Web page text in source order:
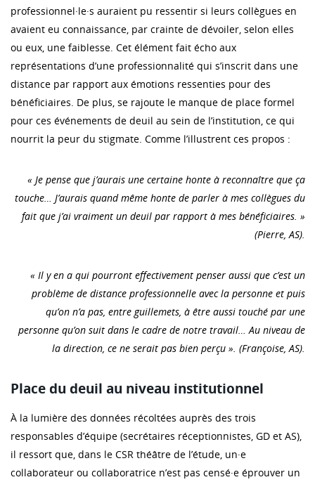
professionnel·le·s auraient pu ressentir si leurs collègues en
avaient eu connaissance, par crainte de dévoiler, selon elles
ou eux, une faiblesse. Cet élément fait écho aux
représentations d’une professionnalité qui s’inscrit dans une
distance par rapport aux émotions ressenties pour des
bénéficiaires. De plus, se rajoute le manque de place formel
pour ces événements de deuil au sein de l’institution, ce qui
nourrit la peur du stigmate. Comme l’illustrent ces propos :
« Je pense que j’aurais une certaine honte à reconnaître que ça
touche… J’aurais quand même honte de parler à mes collègues du
fait que j’ai vraiment un deuil par rapport à mes bénéficiaires. »
(Pierre, AS).
« Il y en a qui pourront effectivement penser aussi que c’est un
problème de distance professionnelle avec la personne et puis
qu’on n’a pas, entre guillemets, à être aussi touché par une
personne qu’on suit dans le cadre de notre travail… Au niveau de
la direction, ce ne serait pas bien perçu ». (Françoise, AS).
Place du deuil au niveau institutionnel
À la lumière des données récoltées auprès des trois
responsables d’équipe (secrétaires réceptionnistes, GD et AS),
il ressort que, dans le CSR théâtre de l’étude, un·e
collaborateur ou collaboratrice n’est pas censé·e éprouver un